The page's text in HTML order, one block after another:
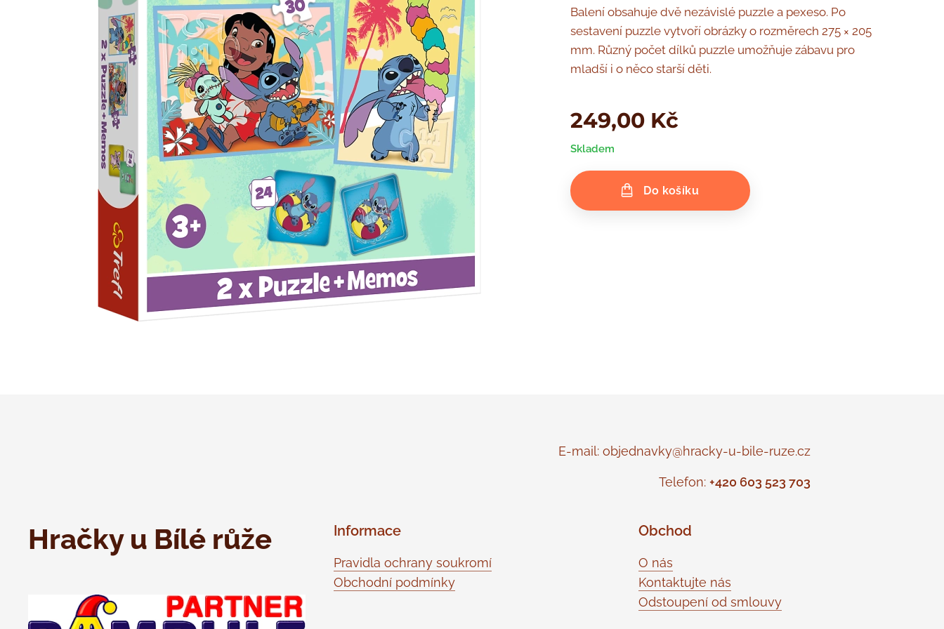
Balení obsahuje dvě nezávislé puzzle a pexeso. Po
sestavení puzzle vytvoří obrázky o rozměrech 275 × 205
mm. Různý počet dílků puzzle umožňuje zábavu pro
mladší i o něco starší děti.
249,00 Kč
Skladem
Do košíku
E-mail: objednavky@hracky-u-bile-ruze.cz
Telefon: +420 603 523 703
Hračky u Bílé růže Informace
Pravidla ochrany soukromí
Obchodní podmínky
Obchod
O nás
Kontaktujte nás
Odstoupení od smlouvy